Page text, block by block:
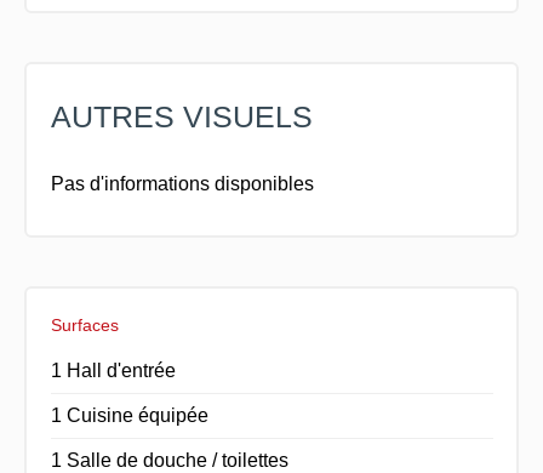
AUTRES VISUELS
Pas d'informations disponibles
Surfaces
1 Hall d'entrée
1 Cuisine équipée
1 Salle de douche / toilettes